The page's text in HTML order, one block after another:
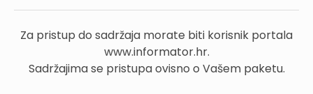
Za pristup do sadržaja morate biti korisnik portala
www.informator.hr.
Sadržajima se pristupa ovisno o Vašem paketu.